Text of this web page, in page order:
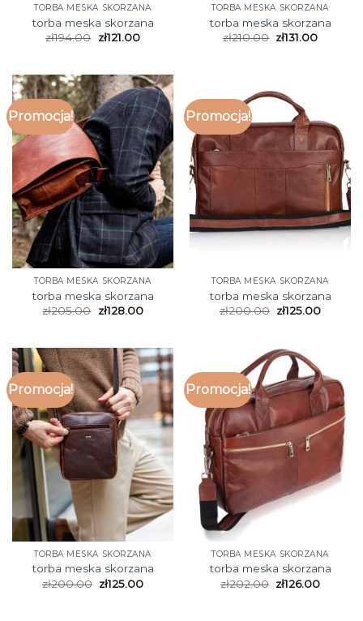
TORBA MESKA SKORZANA
torba meska skorzana
zł194.00 zł121.00
TORBA MESKA SKORZANA
torba meska skorzana
zł210.00 zł131.00
Promocja!
TORBA MESKA SKORZANA
torba meska skorzana
zł205.00 zł128.00
Promocja!
TORBA MESKA SKORZANA
torba meska skorzana
zł200.00 zł125.00
Promocja!
TORBA MESKA SKORZANA
torba meska skorzana
zł200.00 zł125.00
Promocja!
TORBA MESKA SKORZANA
torba meska skorzana
zł202.00 zł126.00